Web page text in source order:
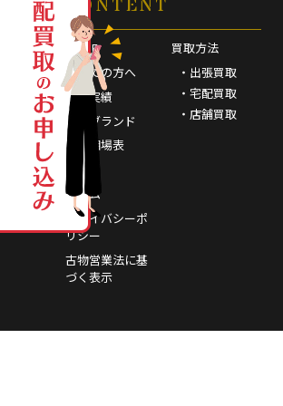
CONTENT
HOME
初めての方へ
買取実績
取扱ブランド
買取相場表
FAQ
コラム
プライバシーポ
リシー
古物営業法に基
づく表示
買取方法
・出張買取
・宅配買取
・店舗買取